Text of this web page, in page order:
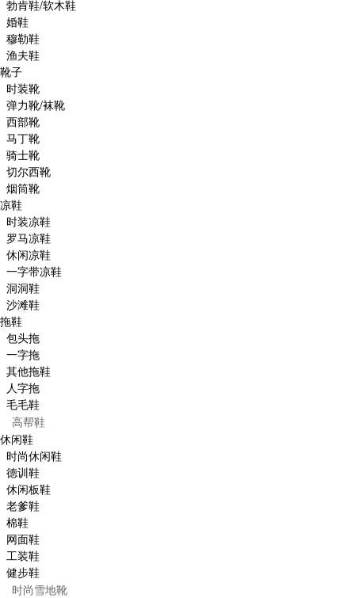
勃肯鞋/软木鞋
婚鞋
穆勒鞋
渔夫鞋
靴子
时装靴
弹力靴/袜靴
西部靴
马丁靴
骑士靴
切尔西靴
烟筒靴
凉鞋
时装凉鞋
罗马凉鞋
休闲凉鞋
一字带凉鞋
洞洞鞋
沙滩鞋
拖鞋
包头拖
一字拖
其他拖鞋
人字拖
毛毛鞋
高帮鞋
休闲鞋
时尚休闲鞋
德训鞋
休闲板鞋
老爹鞋
棉鞋
网面鞋
工装鞋
健步鞋
时尚雪地靴